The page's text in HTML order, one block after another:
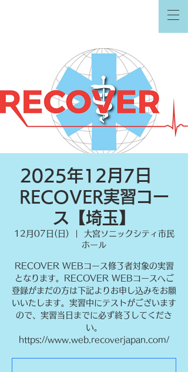
2025年12月7日
RECOVER実習コー
ス【埼玉】
12月07日(日)
大宮ソニックシティ市民
ホール
RECOVER WEBコース修了者対象の実習
となります。RECOVER WEBコースへご
登録がまだの方は下記よりお申し込みをお願
いいたします。実習中にテストがございます
ので、実習当日までに必ず終了してくださ
い。
https://www.web.recoverjapan.com/